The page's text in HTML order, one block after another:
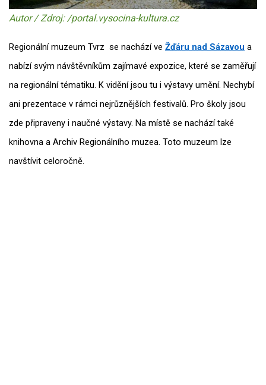
Autor / Zdroj: /portal.vysocina-kultura.cz
Regionální muzeum Tvrz se nachází ve Žďáru nad Sázavou a
nabízí svým návštěvníkům zajímavé expozice, které se zaměřují
na regionální tématiku. K vidění jsou tu i výstavy umění. Nechybí
ani prezentace v rámci nejrůznějších festivalů. Pro školy jsou
zde připraveny i naučné výstavy. Na místě se nachází také
knihovna a Archiv Regionálního muzea. Toto muzeum lze
navštívit celoročně.